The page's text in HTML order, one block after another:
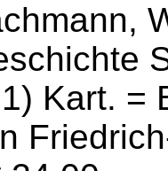
Kart. =